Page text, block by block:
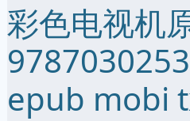
彩色电视机
epub mobi